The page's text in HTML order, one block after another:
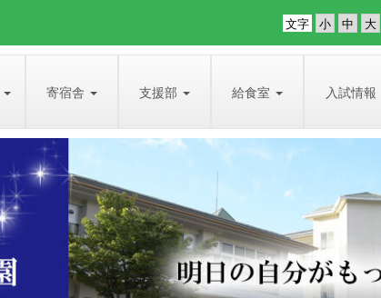
文字
寄宿舎 支援部 給食室 入試情報